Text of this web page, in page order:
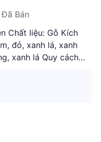
Đã Bán
Chất liệu: Gỗ Kích
đỏ, xanh lá, xanh
xanh lá Quy cách
nhé Que kem gỗ